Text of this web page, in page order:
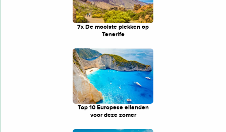
7x De mooiste plekken op
Tenerife
Top 10 Europese eilanden
voor deze zomer